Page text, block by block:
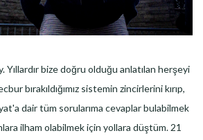
Yıllardır bize doğru olduğu anlatılan herşeyi
bırakıldığımız sistemin zincirlerini kırıp,
dair tüm sorularıma cevaplar bulabilmek
ilham olabilmek için yollara düştüm. 21